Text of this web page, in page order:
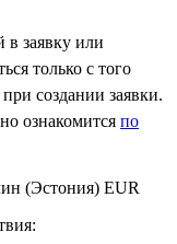
в заявку или
только с того
создании заявки.
ознакомится по
(Эстония) EUR